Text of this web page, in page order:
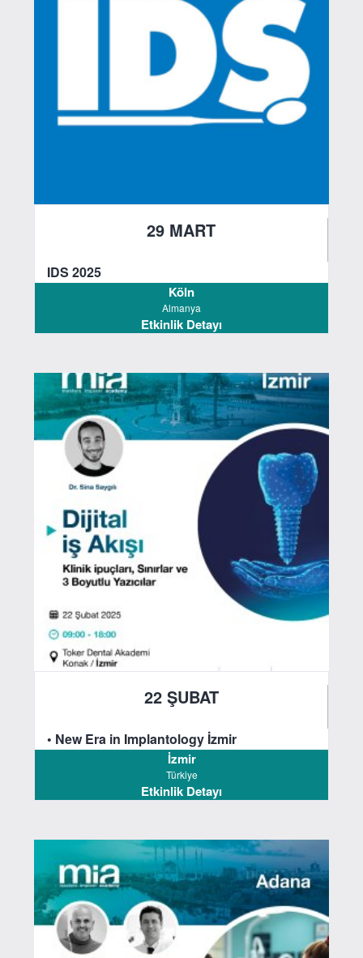
29 MART
IDS 2025
Köln
Almanya
Etkinlik Detayı
22 ŞUBAT
• New Era in Implantology İzmir
İzmir
Türkiye
Etkinlik Detayı